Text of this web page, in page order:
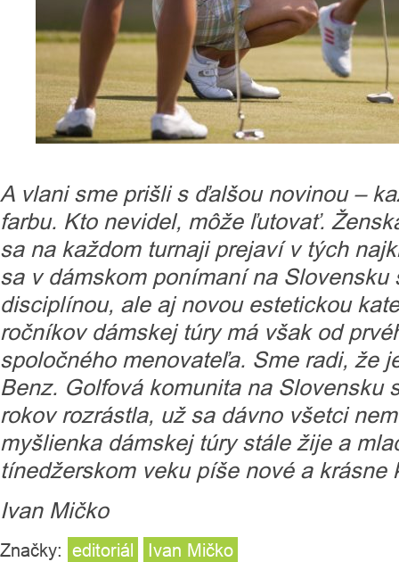
A vlani sme prišli s ďalšou novinou –
farbu. Kto nevidel, môže ľutovať.
sa na každom turnaji prejaví v tých
sa v dámskom ponímaní na Slovensku
disciplínou, ale aj novou estetickou
ročníkov dámskej túry má však od
spoločného menovateľa. Sme radi, že
Benz. Golfová komunita na Slovensku
rokov rozrástla, už sa dávno všetci
myšlienka dámskej túry stále žije a
tínedžerskom veku píše nové a krásne
Ivan Mičko
Značky: editoriál Ivan Mičko